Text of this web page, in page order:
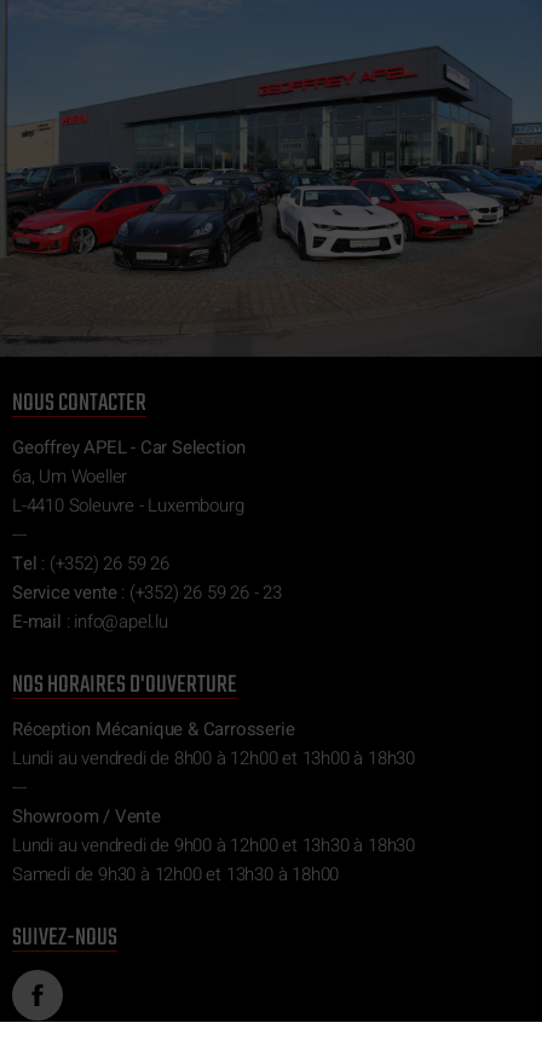
NOUS CONTACTER
Geoffrey APEL - Car Selection
6a, Um Woeller
L-4410 Soleuvre - Luxembourg
---
Tel : (+352) 26 59 26
Service vente: (+352) 26 59 26 - 23
E-mail : ul.l
epa@of
ni
NOS HORAIRES D'OUVERTURE
Réception Mécanique & Carrosserie
Lundi au vendredi de 8h00 à 12h00 et 13h00 à 18h30
---
Showroom / Vente
Lundi au vendredi de 9h00 à 12h00 et 13h30 à 18h30
Samedi de 9h30 à 12h00 et 13h30 à 18h00
SUIVEZ-NOUS